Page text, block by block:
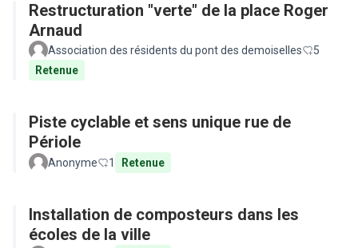
Restructuration "verte" de la place Roger
Arnaud
Association des résidents du pont des demoiselles
5
Retenue
Piste cyclable et sens unique rue de
Périole
Anonyme 1 Retenue
Installation de composteurs dans les
écoles de la ville